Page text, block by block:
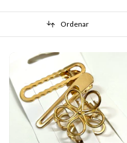
Ordenar